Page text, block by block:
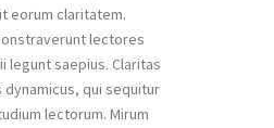
eorum claritatem.
lectores
legunt saepius. Claritas
qui sequitur
lectorum. Mirum